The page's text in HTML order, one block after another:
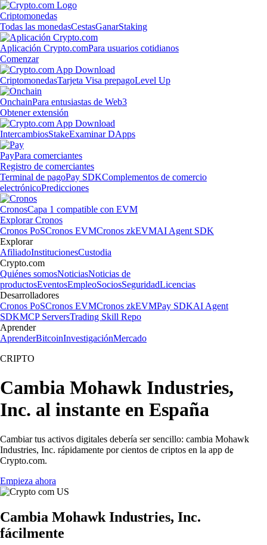
Criptomonedas
Todas las monedasCestasGanarStaking
Aplicación Crypto.comPara usuarios cotidianos
Comenzar
CriptomonedasTarjeta Visa prepagoLevel Up
OnchainPara entusiastas de Web3
Obtener extensión
IntercambiosStakeExaminar DApps
PayPara comerciantes
Registro de comerciantes
Terminal de pagoPay SDKComplementos de comercio
electrónicoPredicciones
CronosCapa 1 compatible con EVM
Explorar Cronos
Cronos PoSCronos EVMCronos zkEVMAI Agent SDK
Explorar
AfiliadoInstitucionesCustodia
Crypto.com
Quiénes somosNoticiasNoticias de
productosEventosEmpleoSociosSeguridadLicencias
Desarrolladores
Cronos PoSCronos EVMCronos zkEVMPay SDKAI Agent
SDKMCP ServersTrading Skill Repo
Aprender
AprenderBitcoinInvestigaciónMercado
CRIPTO
Cambia Mohawk Industries,
Inc. al instante en España
Cambiar tus activos digitales debería ser sencillo: cambia Mohawk
Industries, Inc. rápidamente por cientos de criptos en la app de
Crypto.com.
Empieza ahora
Cambia Mohawk Industries, Inc.
fácilmente